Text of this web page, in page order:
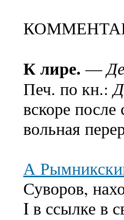
К лире. —
Печ. по кн.:
вскоре
вольная
А
Суворов,
I в ссылке в